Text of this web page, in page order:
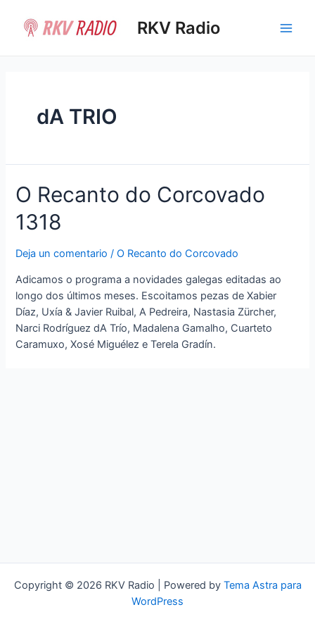
contenido
RKV Radio
dA TRIO
O Recanto do Corcovado
1318
Deja un comentario /O Recanto do Corcovado
Adicamos o programa a novidades galegas editadas ao
longo dos últimos meses. Escoitamos pezas de Xabier
Díaz, Uxía & Javier Ruibal, A Pedreira, Nastasia Zürcher,
Narci Rodríguez dA Trío, Madalena Gamalho, Cuarteto
Caramuxo, Xosé Miguélez e Terela Gradín.
Copyright © 2026 RKV Radio | Powered by Tema Astra para
WordPress